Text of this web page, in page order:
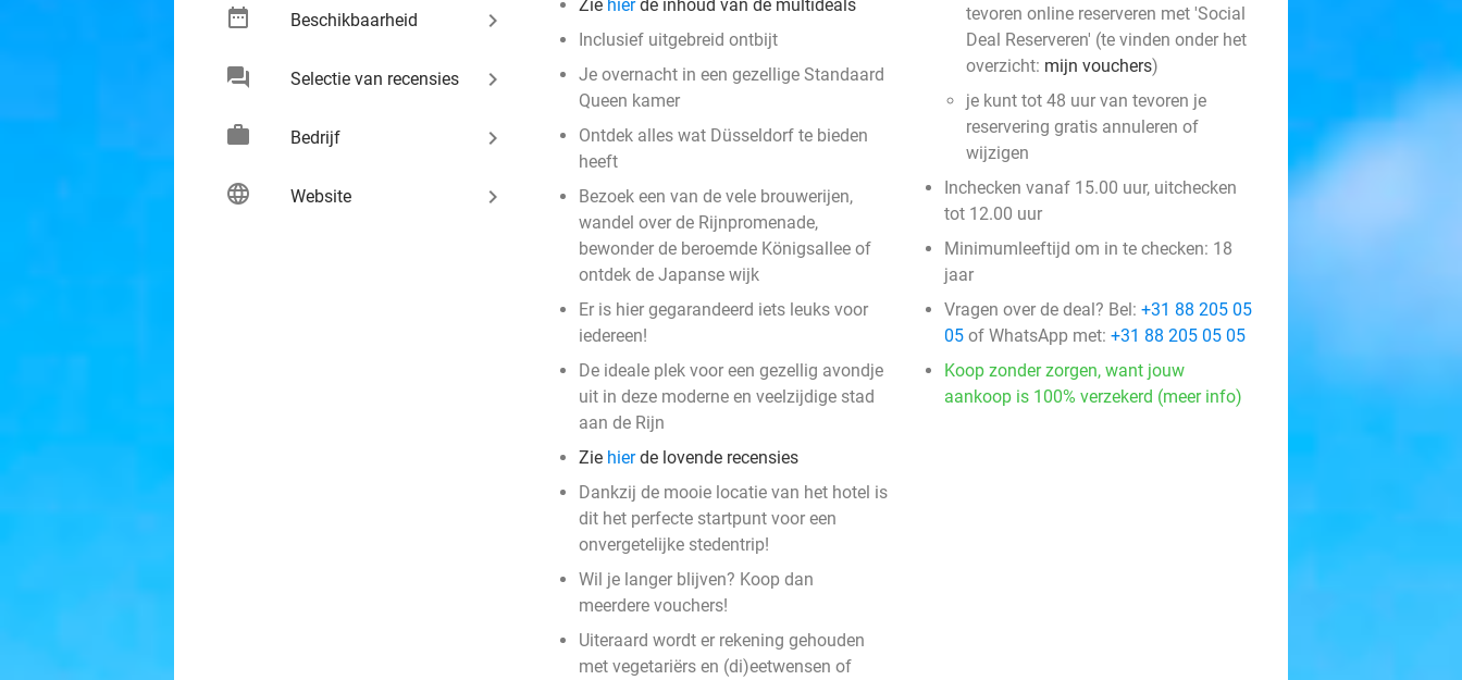
date_range Beschikbaarheid keyboard_arrow_right
chat Selectie van recensies keyboard_arrow_right
work Bedrijf keyboard_arrow_right
language Website keyboard_arrow_right
Zie hierde inhoud van de multideals
Inclusief uitgebreid ontbijt
Je overnacht in een gezellige Standaard
Queen kamer
Ontdek alles wat Düsseldorf te bieden
heeft
Bezoek een van de vele brouwerijen,
wandel over de Rijnpromenade,
bewonder de beroemde Königsallee of
ontdek de Japanse wijk
Er is hier gegarandeerd iets leuks voor
iedereen!
De ideale plek voor een gezellig avondje
uit in deze moderne en veelzijdige stad
aan de Rijn
Zie hierde lovende recensies
Dankzij de mooie locatie van het hotel is
dit het perfecte startpunt voor een
onvergetelijke stedentrip!
Wil je langer blijven? Koop dan
meerdere vouchers!
Uiteraard wordt er rekening gehouden
met vegetariërs en (di)eetwensen of
tevoren online reserveren met 'Social
Deal Reserveren' (te vinden onder het
overzicht: mijn vouchers)
je kunt tot 48 uur van tevoren je
reservering gratis annuleren of
wijzigen
Inchecken vanaf 15.00 uur, uitchecken
tot 12.00 uur
Minimumleeftijd om in te checken: 18
jaar
Vragen over de deal? Bel: +31 88 205 05
05 of WhatsApp met: +31 88 205 05 05
Koop zonder zorgen, want jouw
aankoop is 100% verzekerd (meer info)